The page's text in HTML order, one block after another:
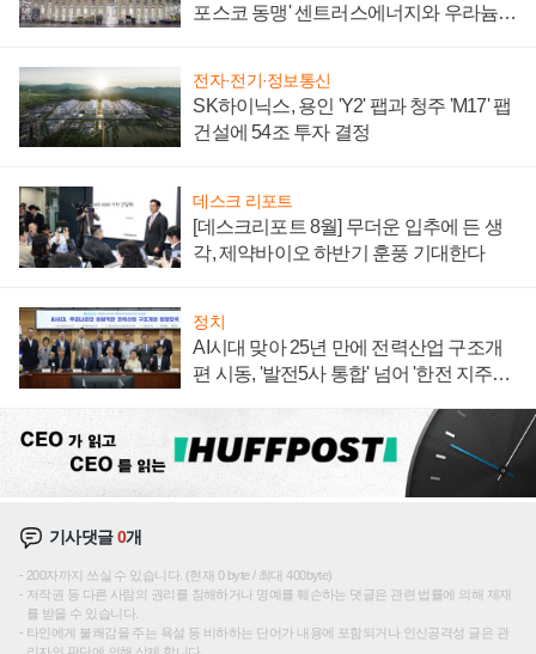
포스코 동맹' 센트러스에너지와 우라늄
전자·전기·정보통신
SK하이닉스, 용인 'Y2' 팹과 청주 'M17' 팹
건설에 54조 투자 결정
데스크 리포트
[데스크리포트 8월] 무더운 입추에 든 생
각, 제약바이오 하반기 훈풍 기대한다
정치
AI시대 맞아 25년 만에 전력산업 구조개
편 시동, '발전5사 통합' 넘어 '한전 지주사'
기사댓글0개
200자까지 쓰실 수 있습니다. (현재 0 byte / 최대 400byte)
저작권 등 다른 사람의 권리를 침해하거나 명예를 훼손하는 댓글은 관련 법률에 의해 제재
를 받을 수 있습니다.
타인에게 불쾌감을 주는 욕설 등 비하하는 단어가 내용에 포함되거나 인신공격성 글은 관